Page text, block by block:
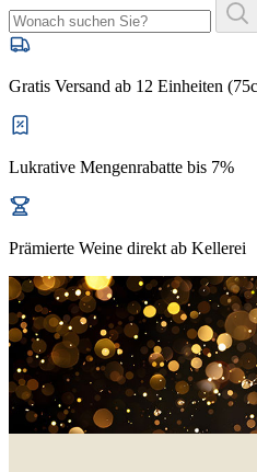
Gratis Versand ab 12 Einheiten
Lukrative Mengenrabatte bis 7%
Prämierte Weine direkt ab Kellerei